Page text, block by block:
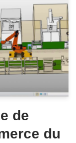
de
du